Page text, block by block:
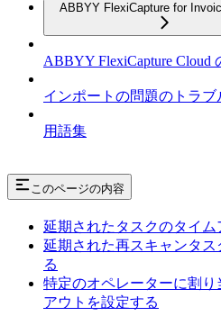
ABBYY FlexiCapture for
ABBYY FlexiCapture Cloud
インポートの問題のトラ
用語集
このページの内容
延期されたタスクのタイム
延期された再スキャンタ
る
特定のオペレーターに割
アウトを設定する